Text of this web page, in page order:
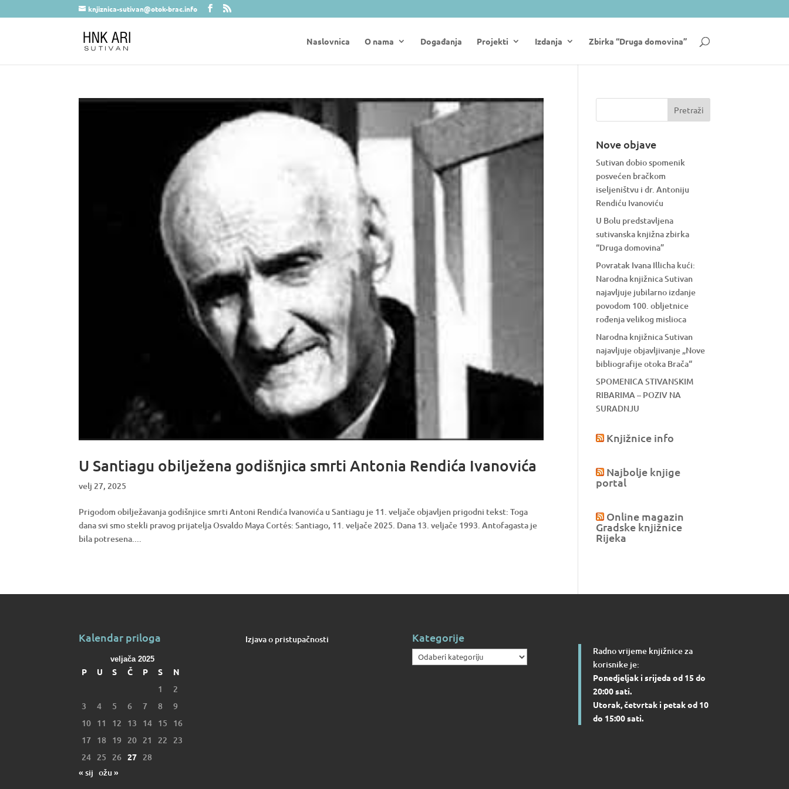
knjiznica-sutivan@otok-brac.info
Naslovnica O nama Događanja Projekti Izdanja Zbirka “Druga domovina”
U Santiagu obilježena godišnjica smrti Antonia Rendića Ivanovića
velj 27, 2025
Prigodom obilježavanja godišnjice smrti Antoni Rendića Ivanovića u Santiagu je 11. veljače objavljen prigodni tekst: Toga
dana svi smo stekli pravog prijatelja Osvaldo Maya Cortés: Santiago, 11. veljače 2025. Dana 13. veljače 1993. Antofagasta je
bila potresena....
Nove objave
Sutivan dobio spomenik
posvećen bračkom
iseljeništvu i dr. Antoniju
Rendiću Ivanoviću
U Bolu predstavljena
sutivanska knjižna zbirka
“Druga domovina”
Povratak Ivana Illicha kući:
Narodna knjižnica Sutivan
najavljuje jubilarno izdanje
povodom 100. obljetnice
rođenja velikog mislioca
Narodna knjižnica Sutivan
najavljuje objavljivanje „Nove
bibliografije otoka Brača“
SPOMENICA STIVANSKIM
RIBARIMA – POZIV NA
SURADNJU
Knjižnice info
Najbolje knjige
portal
Online magazin
Gradske knjižnice
Rijeka
Kalendar priloga
veljača 2025
P U S Č P S N
1
2
3
4 5 6 7 8
9
10 11 12 13 14 15
16
17 18 19 20 21 22
23
24 25 26 27
28
« sij ožu »
Izjava o pristupačnosti Kategorije
Kategorije
Radno vrijeme knjižnice za
korisnike je:
Ponedjeljak i srijeda od 15 do
20:00 sati.
Utorak, četvrtak i petak od 10
do 15:00 sati.